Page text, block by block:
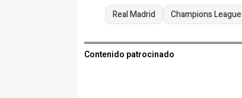
Real Madrid Champions League
Contenido patrocinado